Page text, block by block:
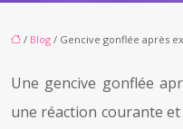
/ Blog / Gencive gonflée après
Une gencive gonflée
une réaction courante